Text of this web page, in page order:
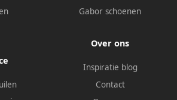
Gabor schoenen
Over ons
Inspiratie blog
Contact